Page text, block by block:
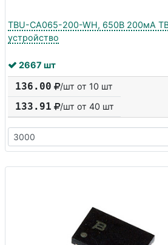
TBU-CA065-200-WH, 650В 200мА
устройство
2667 шт
136.00 /шт от 10 шт
133.91 /шт от 40 шт